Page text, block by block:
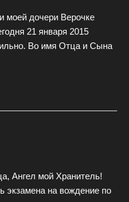
моей дочери Верочке
21 января 2015
Во имя Отца и Сына
Ангел мой Хранитель!
экзамена на вождение по